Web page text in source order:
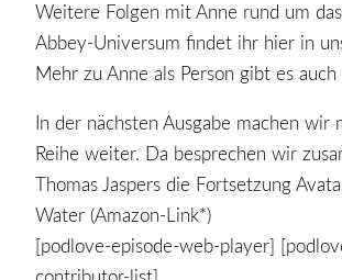
Weitere Folgen mit Anne rund um
Abbey-Universum findet ihr hier in
Mehr zu Anne als Person gibt es auch
In der nächsten Ausgabe machen wir
Reihe weiter. Da besprechen wir
Thomas Jaspers die Fortsetzung
Water (Amazon-Link*)
[podlove-episode-web-player]